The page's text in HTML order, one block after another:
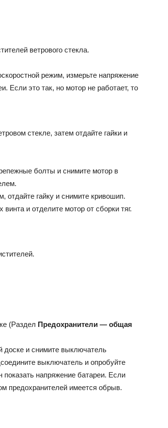
ветрового стекла.
режим, измерьте напряжение
Если это так, но мотор не работает, то
стекле, затем отдайте гайки и
болты и снимите мотор в
гайку и снимите кривошип.
и отделите мотор от сборки тяг.
(Раздел Предохранители — общая
доске и снимите выключатель
выключатель и опробуйте
напряжение батареи. Если
предохранителей имеется обрыв.